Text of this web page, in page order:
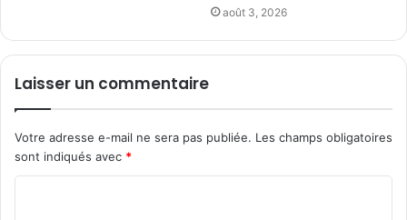
août 3, 2026
Laisser un commentaire
Votre adresse e-mail ne sera pas publiée. Les champs obligatoires
sont indiqués avec *